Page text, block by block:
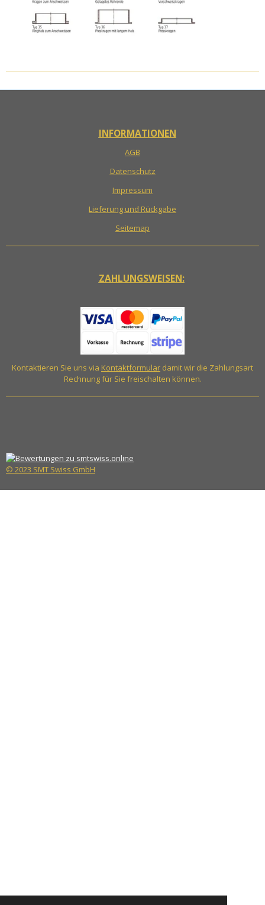
INFORMATIONEN
AGB
Datenschutz
Impressum
Lieferung und Rückgabe
Seitemap
ZAHLUNGSWEISEN:
Kontaktieren Sie uns via Kontaktformular damit wir die Zahlungsart
Rechnung für Sie freischalten können.
© 2023 SMT Swiss GmbH